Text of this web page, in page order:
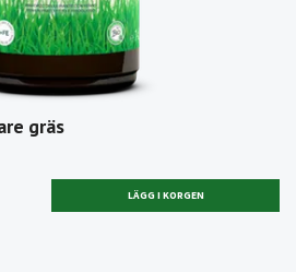
gräs
LÄGG I KORGEN